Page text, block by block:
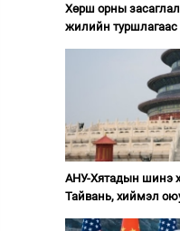
Хөрш орны
жилийн туршлагаас
АНУ-Хятадын шинэ
Тайвань, хиймэл